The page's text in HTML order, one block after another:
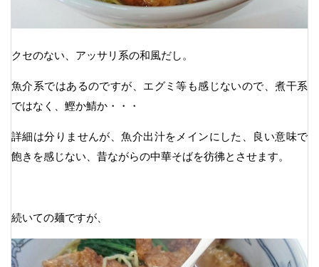
クセのない、アッサリ系の和風だし。
魚介系ではあるのですが、エグミ等も感じないので、煮干系
ではなく、鰹か鯖か・・・
詳細は分りませんが、魚介出汁をメインにした、良い意味で
飽きを感じない、昔ながらの中華そばを彷彿とさせます。
続いての麺ですが、